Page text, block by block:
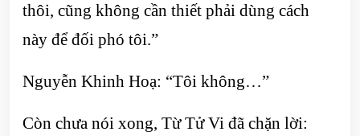
thôi, cũng không cần thiết phải dùng cách
này để đối phó tôi.”
Nguyễn Khinh Hoạ: “Tôi không…”
Còn chưa nói xong, Từ Tử Vi đã chặn lời: